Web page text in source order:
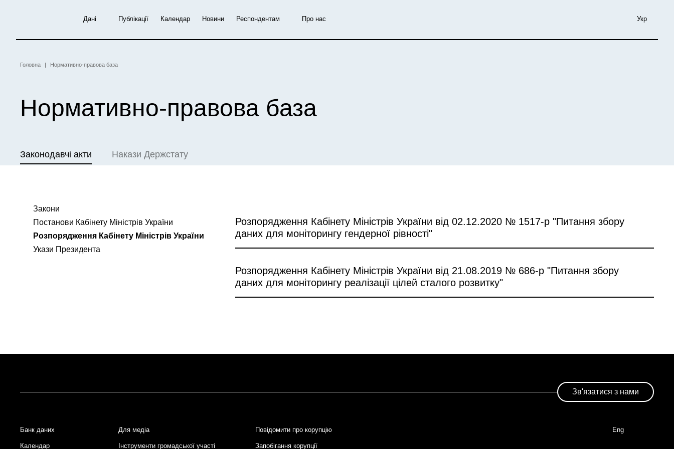
Дані Публікації Календар Новини Респондентам Про нас Укр
Рядок
Головна Нормативно-правова база
Нормативно-правова база
Законодавчі акти Накази Держстату
Закони
Постанови Кабінету Міністрів України
Розпорядження Кабінету Міністрів України
Укази Президента
Розпорядження Кабінету Міністрів України від 02.12.2020 № 1517-р "Питання збору
даних для моніторингу гендерної рівності"
Розпорядження Кабінету Міністрів України від 21.08.2019 № 686-р "Питання збору
даних для моніторингу реалізації цілей сталого розвитку"
Зв'язатися з нами
Footer
Банк даних Для медіа Повідомити про корупцію
Календар Інструменти громадської участі Запобігання корупції
Eng